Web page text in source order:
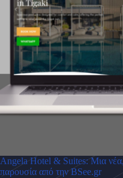
Angela Hotel & Suites: Μια
παρουσία από την BSee.gr